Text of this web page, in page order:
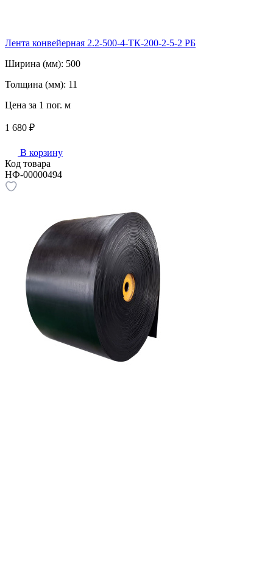
Лента конвейерная 2.2-500-4-ТК-200-2-5-2 РБ
Ширина (мм): 500
Толщина (мм): 11
Цена за 1 пог. м
1 680 ₽
В корзину
Код товара
НФ-00000494